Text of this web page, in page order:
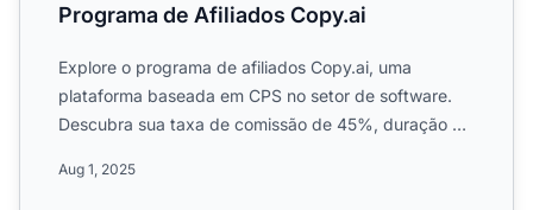
Programa de Afiliados Copy.ai
Explore o programa de afiliados Copy.ai, uma
plataforma baseada em CPS no setor de software.
Descubra sua taxa de comissão de 45%, duração do
Aug 1, 2025